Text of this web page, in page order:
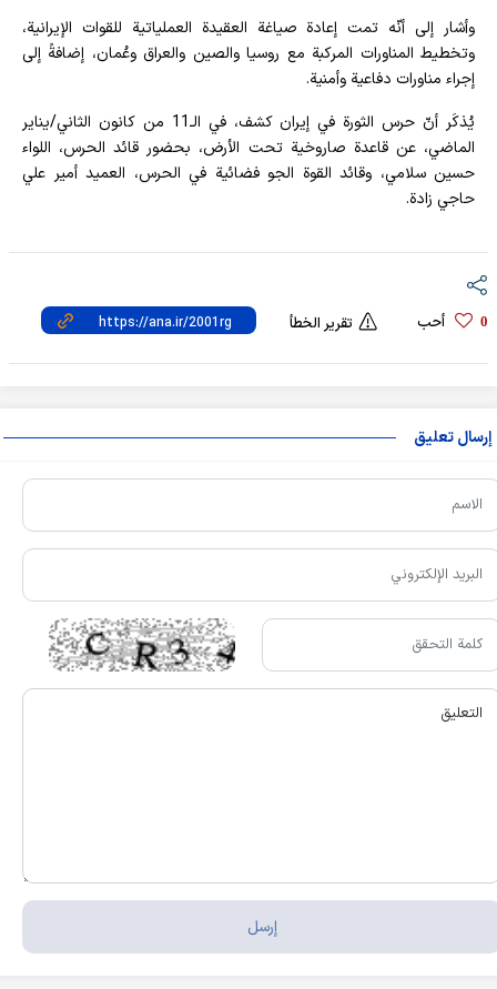
وأشار إلى أنّه تمت إعادة صياغة العقيدة العملياتية للقوات الإيرانية،
وتخطيط المناورات المركبة مع روسيا والصين والعراق وعُمان، إضافةً إلى
إجراء مناورات دفاعية وأمنية.
يُذكَر أنّ حرس الثورة في إيران كشف، في الـ11 من كانون الثاني/يناير
الماضي، عن قاعدة صاروخية تحت الأرض، بحضور قائد الحرس، اللواء
حسين سلامي، وقائد القوة الجو فضائية في الحرس، العميد أمير علي
حاجي زادة.
0 أحب تقرير الخطأ
إرسال تعليق